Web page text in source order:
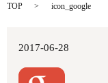
TOP icon_google
2017-06-28